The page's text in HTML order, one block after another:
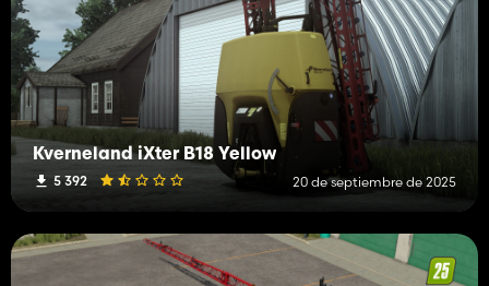
Kverneland iXter B18 Yellow
5 392 20 de septiembre de 2025